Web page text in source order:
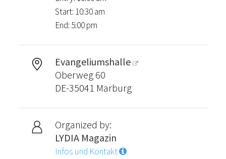
Start: 10:30 am
End: 5:00 pm
Evangeliumshalle
Oberweg 60
DE-35041 Marburg
Organized by:
LYDIA Magazin
Infos und Kontakt